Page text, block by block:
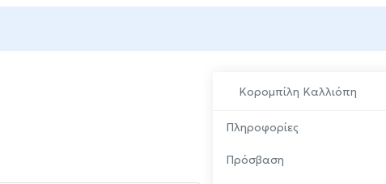
Κορομπίλη Καλλιόπη
Πληροφορίες
Πρόσβαση